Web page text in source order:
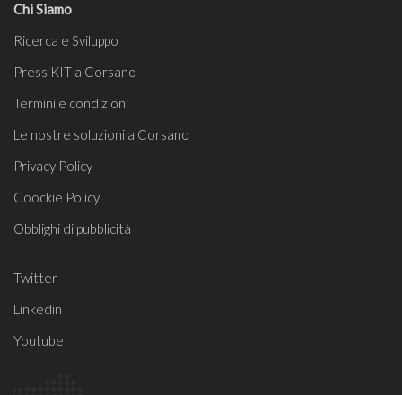
Chi Siamo
Ricerca e Sviluppo
Press KIT a Corsano
Termini e condizioni
Le nostre soluzioni a Corsano
Privacy Policy
Coockie Policy
Obblighi di pubblicità
Twitter
Linkedin
Youtube